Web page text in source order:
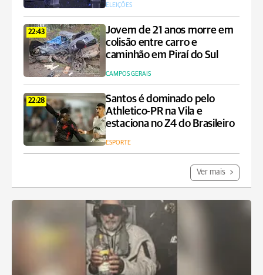
ELEIÇÕES
22:43
Jovem de 21 anos morre em
colisão entre carro e
caminhão em Piraí do Sul
CAMPOS GERAIS
22:28
Santos é dominado pelo
Athletico-PR na Vila e
estaciona no Z4 do Brasileiro
ESPORTE
Ver mais